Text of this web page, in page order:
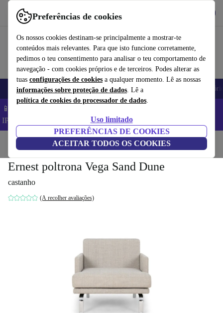
Preferências de cookies
Os nossos cookies destinam-se principalmente a mostrar-te
conteúdos mais relevantes. Para que isto funcione corretamente,
pedimos o teu consentimento para analisar o teu comportamento de
navegação - com cookies próprios e de terceiros. Podes alterar as
tuas configurações de cookies a qualquer momento. Lê as nossas
informações sobre proteção de dados. Lê a
política de cookies do processador de dados.
Uso limitado
PREFERÊNCIAS DE COOKIES
ACEITAR TODOS OS COOKIES
Use o refurbed de forma rápida e fácil
Telemóveis Computadores Portáteis Tablets
📱 Poupa 5% EXTRA em todos os iPhones – Código:
IPHONEDEAL –
Início Casa Móveis
Ernest poltrona Vega Sand Dune
castanho
(A recolher avaliações)